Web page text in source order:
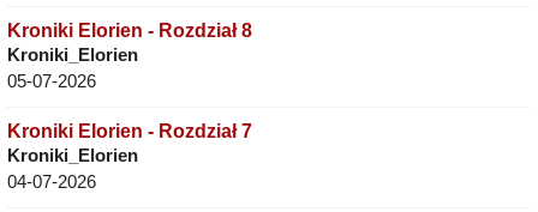
Kroniki Elorien - Rozdział 8
Kroniki_Elorien
05-07-2026
Kroniki Elorien - Rozdział 7
Kroniki_Elorien
04-07-2026